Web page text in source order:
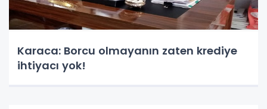
Karaca: Borcu olmayanın zaten krediye
ihtiyacı yok!